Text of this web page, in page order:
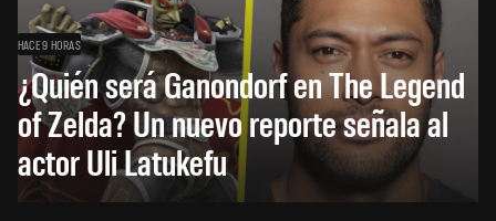
HACE 9 HORAS
¿Quién será Ganondorf en The Legend
of Zelda? Un nuevo reporte señala al
actor Uli Latukefu